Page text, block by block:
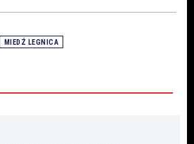
MIEDŹ LEGNICA